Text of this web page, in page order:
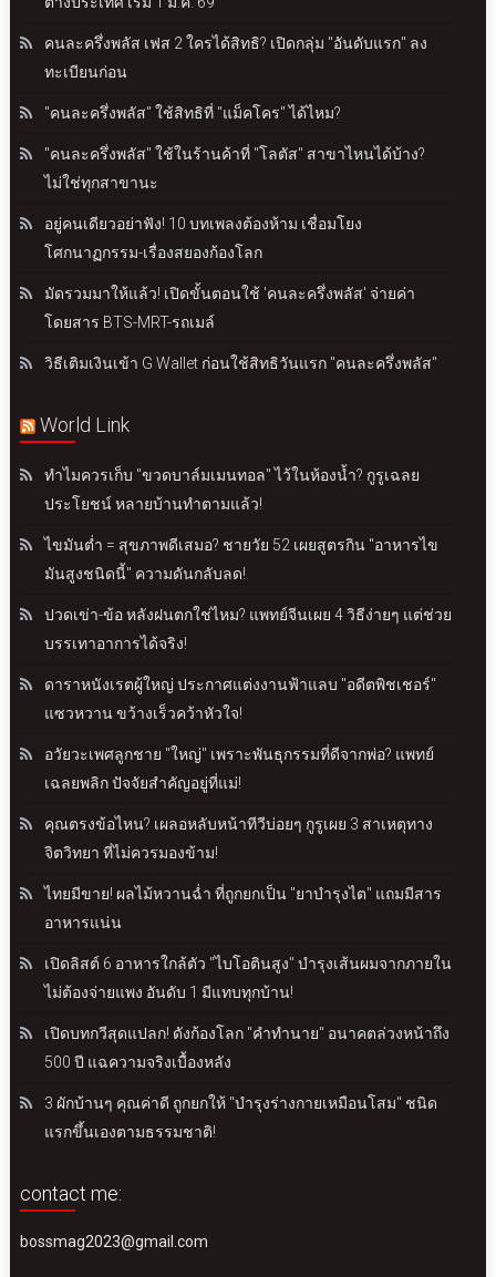
คนละครึ่งพลัส เฟส 2 ใครได้สิทธิ? เปิดกลุ่ม "อันดับแรก" ลง
ทะเบียนก่อน
"คนละครึ่งพลัส" ใช้สิทธิที่ "แม็คโคร" ได้ไหม?
"คนละครึ่งพลัส" ใช้ในร้านค้าที่ "โลตัส" สาขาไหนได้บ้าง?
ไม่ใช่ทุกสาขานะ
อยู่คนเดียวอย่าฟัง! 10 บทเพลงต้องห้าม เชื่อมโยง
โศกนาฏกรรม-เรื่องสยองก้องโลก
มัดรวมมาให้แล้ว! เปิดขั้นตอนใช้ 'คนละครึ่งพลัส' จ่ายค่า
โดยสาร BTS-MRT-รถเมล์
วิธีเติมเงินเข้า G Wallet ก่อนใช้สิทธิวันแรก "คนละครึ่งพลัส"
World Link
ทำไมควรเก็บ "ขวดบาล์มเมนทอล" ไว้ในห้องน้ำ? กูรูเฉลย
ประโยชน์ หลายบ้านทำตามแล้ว!
ไขมันต่ำ = สุขภาพดีเสมอ? ชายวัย 52 เผยสูตรกิน "อาหารไข
มันสูงชนิดนี้" ความดันกลับลด!
ปวดเข่า-ข้อ หลังฝนตกใช่ไหม? แพทย์จีนเผย 4 วิธีง่ายๆ แต่ช่วย
บรรเทาอาการได้จริง!
ดาราหนังเรตผู้ใหญ่ ประกาศแต่งงานฟ้าแลบ "อดีตพิชเชอร์"
แซวหวาน ขว้างเร็วคว้าหัวใจ!
อวัยวะเพศลูกชาย "ใหญ่" เพราะพันธุกรรมที่ดีจากพ่อ? แพทย์
เฉลยพลิก ปัจจัยสำคัญอยู่ที่แม่!
คุณตรงข้อไหน? เผลอหลับหน้าทีวีบ่อยๆ กูรูเผย 3 สาเหตุทาง
จิตวิทยา ที่ไม่ควรมองข้าม!
ไทยมีขาย! ผลไม้หวานฉ่ำ ที่ถูกยกเป็น "ยาบำรุงไต" แถมมีสาร
อาหารแน่น
เปิดลิสต์ 6 อาหารใกล้ตัว "ไบโอตินสูง" บำรุงเส้นผมจากภายใน
ไม่ต้องจ่ายแพง อันดับ 1 มีแทบทุกบ้าน!
เปิดบทกวีสุดแปลก! ดังก้องโลก "คำทำนาย" อนาคตล่วงหน้าถึง
500 ปี แฉความจริงเบื้องหลัง
3 ผักบ้านๆ คุณค่าดี ถูกยกให้ "บำรุงร่างกายเหมือนโสม" ชนิด
แรกขึ้นเองตามธรรมชาติ!
contact me:
bossmag2023@gmail.com